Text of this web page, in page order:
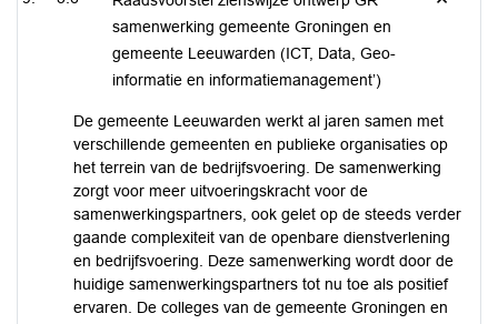
samenwerking gemeente Groningen en
gemeente Leeuwarden (ICT, Data, Geo-
informatie en informatiemanagement’)
De gemeente Leeuwarden werkt al jaren samen met
verschillende gemeenten en publieke organisaties op
het terrein van de bedrijfsvoering. De samenwerking
zorgt voor meer uitvoeringskracht voor de
samenwerkingspartners, ook gelet op de steeds verder
gaande complexiteit van de openbare dienstverlening
en bedrijfsvoering. Deze samenwerking wordt door de
huidige samenwerkingspartners tot nu toe als positief
ervaren. De colleges van de gemeente Groningen en